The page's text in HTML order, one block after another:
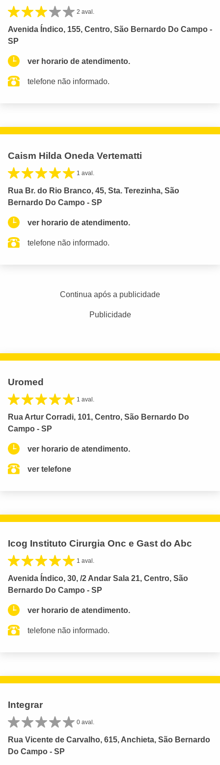
2 aval.
Avenida Índico, 155, Centro, São Bernardo Do Campo -
SP
ver horario de atendimento.
telefone não informado.
Caism Hilda Oneda Vertematti
1 aval.
Rua Br. do Rio Branco, 45, Sta. Terezinha, São
Bernardo Do Campo - SP
ver horario de atendimento.
telefone não informado.
Continua após a publicidade
Publicidade
Uromed
1 aval.
Rua Artur Corradi, 101, Centro, São Bernardo Do
Campo - SP
ver horario de atendimento.
ver telefone
Icog Instituto Cirurgia Onc e Gast do Abc
1 aval.
Avenida Índico, 30, /2 Andar Sala 21, Centro, São
Bernardo Do Campo - SP
ver horario de atendimento.
telefone não informado.
Integrar
0 aval.
Rua Vicente de Carvalho, 615, Anchieta, São Bernardo
Do Campo - SP